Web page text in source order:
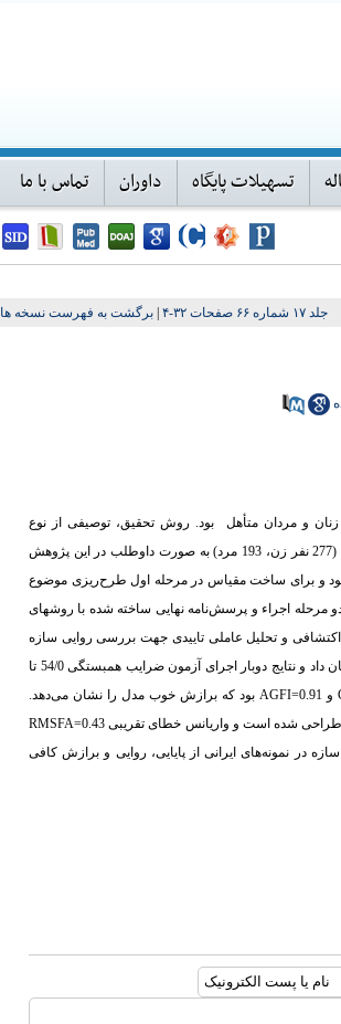
تسهیلات پایگاه داوران تماس با ما
جلد ۱۷ شماره ۶۶ صفحات ۳۲-۴ |برگشت به فهرست نسخه ها
و مردان متأهل بود. روش تحقیق، توصیفی از نوع
آزمون‌سازی و جامعه مورد نمونه‌گیری زنان ومردان متأهل شهر تهران بود. که 470 نفر زن وشوهر ایرانی (277 نفر زن، 193 مرد) به صورت داوطلب در این پژوهش
و برای ساخت مقیاس در مرحله اول طرح‌ریزی موضوع
مرحله اجراء و پرسش‌نامه نهایی ساخته شده با روشهای
اکتشافی و تحلیل عاملی تاییدی جهت بررسی روایی سازه
مورد تحلیل قرار گرفت. یافته‌های این مطالعه، ضرایب آلفای کرانباخ (همسانی درونی) 65/0 تا 78/0 را نشان داد و نتایج دوبار اجرای آزمون ضرایب همبستگی 54/0 تا
و AGFI=0.91 بود که برازش خوب مدل را نشان می‌دهد.
شده است و واریانس خطای تقریبی RMSFA=0.43
نمونه‌های ایرانی از پایایی، روایی و برازش کافی